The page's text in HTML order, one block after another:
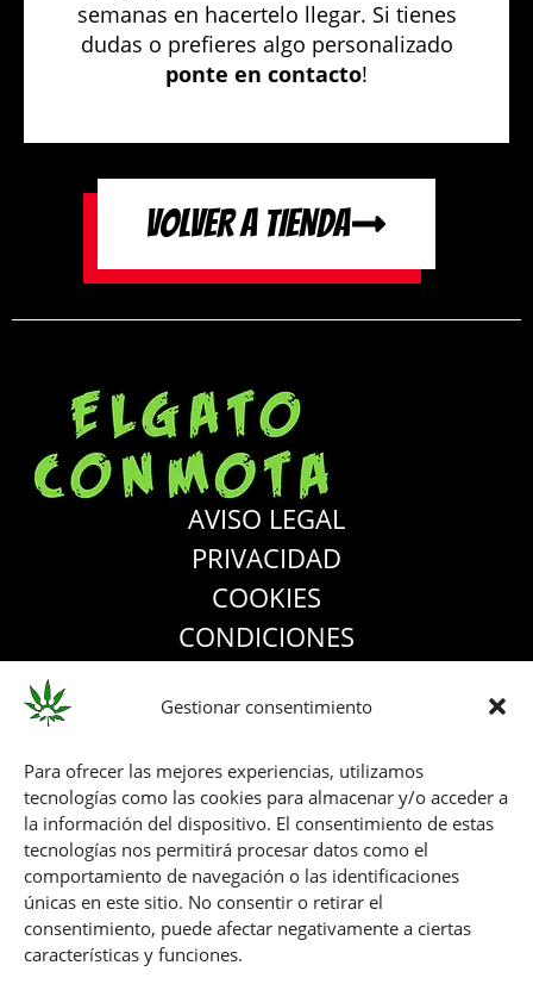
Gestionar consentimiento
Para ofrecer las mejores experiencias, utilizamos
tecnologías como las cookies para almacenar y/o acceder a
la información del dispositivo. El consentimiento de estas
tecnologías nos permitirá procesar datos como el
comportamiento de navegación o las identificaciones
únicas en este sitio. No consentir o retirar el
consentimiento, puede afectar negativamente a ciertas
características y funciones.
semanas en hacertelo llegar. Si tienes
dudas o prefieres algo personalizado
ponte en contacto!
VOLVER A TIENDA
AVISO LEGAL
PRIVACIDAD
COOKIES
CONDICIONES
Taller artesano en Manzanares el
Real (Madrid) – Serigrafía, skate,
longboards, textil
COPYRIGHT © eLGaToCoNMoTa
| WEB DISEÑADA CON ♥ POR